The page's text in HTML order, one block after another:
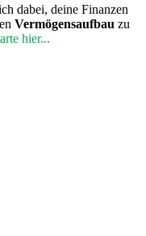
dabei, deine Finanzen
Vermögensaufbau zu
hier...